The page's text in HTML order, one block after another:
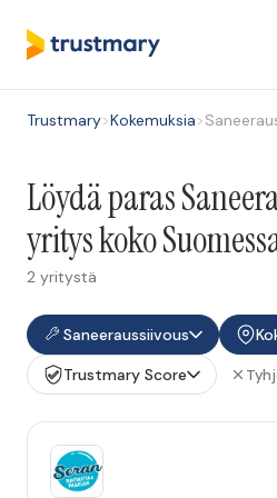
Trustmary>Kokemuksia>
Löydä paras
yritys koko
2 yritystä
Saneeraussiivous
Trustmary Score